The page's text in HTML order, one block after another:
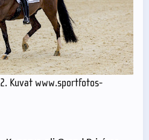
Kuvat www.sportfotos-